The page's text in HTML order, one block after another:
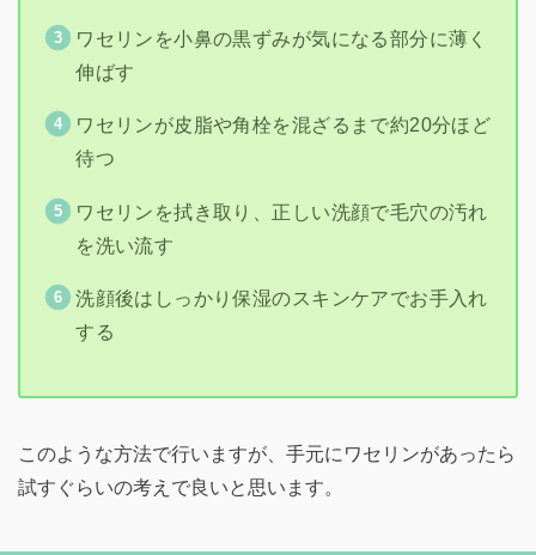
ワセリンを小鼻の黒ずみが気になる部分に薄く
伸ばす
ワセリンが皮脂や角栓を混ざるまで約20分ほど
待つ
ワセリンを拭き取り、正しい洗顔で毛穴の汚れ
を洗い流す
洗顔後はしっかり保湿のスキンケアでお手入れ
する
このような方法で行いますが、手元にワセリンがあったら
試すぐらいの考えで良いと思います。